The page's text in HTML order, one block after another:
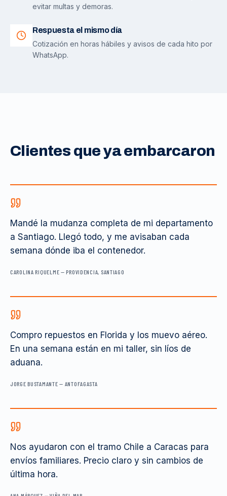
evitar multas y demoras.
Respuesta el mismo día
Cotización en horas hábiles y avisos de cada hito por
WhatsApp.
Clientes que ya embarcaron
Mandé la mudanza completa de mi departamento
a Santiago. Llegó todo, y me avisaban cada
semana dónde iba el contenedor.
CAROLINA RIQUELME —PROVIDENCIA, SANTIAGO
Compro repuestos en Florida y los muevo aéreo.
En una semana están en mi taller, sin líos de
aduana.
JORGE BUSTAMANTE — ANTOFAGASTA
Nos ayudaron con el tramo Chile a Caracas para
envíos familiares. Precio claro y sin cambios de
última hora.